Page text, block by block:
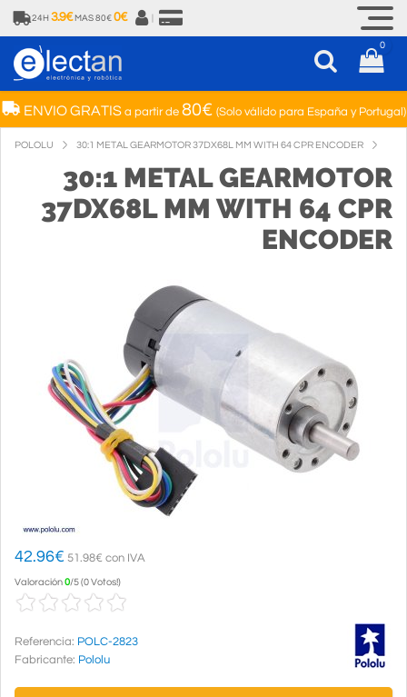
24H 3.9€ MAS 80€ 0€
0
ENVIO GRATISa partir de 80€ (Solo válido para España y Portugal)
POLOLU 30:1 METAL GEARMOTOR 37DX68L MM WITH 64 CPR ENCODER
30:1 METAL GEARMOTOR
37DX68L MM WITH 64 CPR
ENCODER
42.96€ 51.98€ con IVA
Valoración0/5(0 Votos!)
Referencia: POLC-2823
Fabricante: Pololu